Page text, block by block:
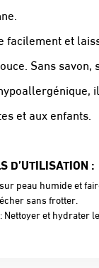
facilement et
Sans savon,
et aux enfants.
D’UTILISATION :
peau humide et
sans frotter.
: Nettoyer et hydrater